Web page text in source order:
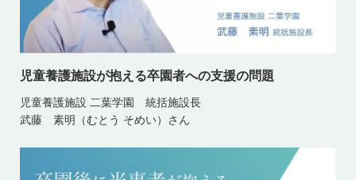
児童養護施設が抱える卒園者への支援の問題
児童養護施設 二葉学園 統括施設長
武藤 素明（むとう そめい）さん